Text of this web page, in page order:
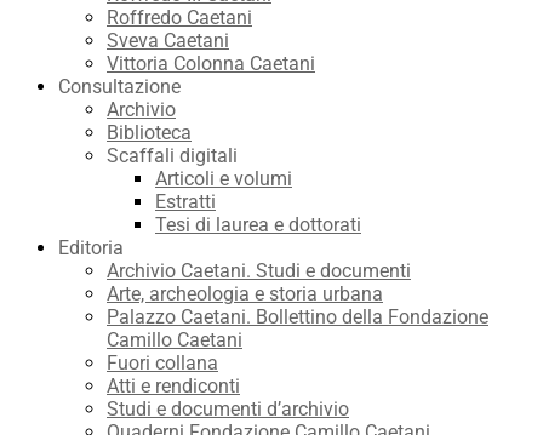
Roffredo Caetani
Sveva Caetani
Vittoria Colonna Caetani
Consultazione
Archivio
Biblioteca
Scaffali digitali
Articoli e volumi
Estratti
Tesi di laurea e dottorati
Editoria
Archivio Caetani. Studi e documenti
Arte, archeologia e storia urbana
Palazzo Caetani. Bollettino della Fondazione
Camillo Caetani
Fuori collana
Atti e rendiconti
Studi e documenti d’archivio